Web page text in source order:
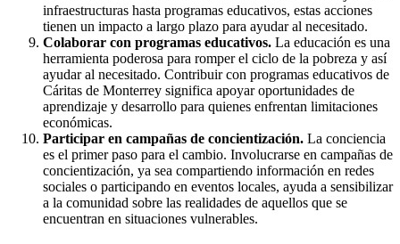
infraestructuras hasta programas educativos, estas acciones
tienen un impacto a largo plazo para ayudar al necesitado.
Colaborar con programas educativos. La educación es una
herramienta poderosa para romper el ciclo de la pobreza y así
ayudar al necesitado. Contribuir con programas educativos de
Cáritas de Monterrey significa apoyar oportunidades de
aprendizaje y desarrollo para quienes enfrentan limitaciones
económicas.
Participar en campañas de concientización. La conciencia
es el primer paso para el cambio. Involucrarse en campañas de
concientización, ya sea compartiendo información en redes
sociales o participando en eventos locales, ayuda a sensibilizar
a la comunidad sobre las realidades de aquellos que se
encuentran en situaciones vulnerables.